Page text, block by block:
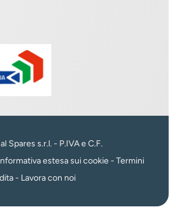
Spares s.r.l. - P.IVA e C.F.
estesa sui cookie - Termini
- Lavora con noi